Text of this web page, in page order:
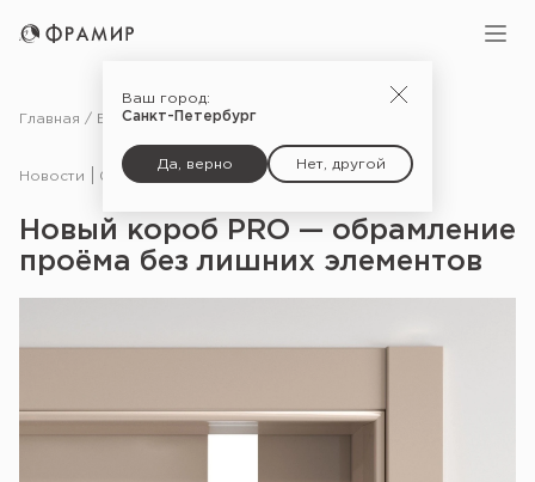
Ваш город:
Санкт-Петербург
Да, верно Нет, другой
Главная Блог Новости
Новости 07.10.20
Новый короб PRO — обрамление
проёма без лишних элементов